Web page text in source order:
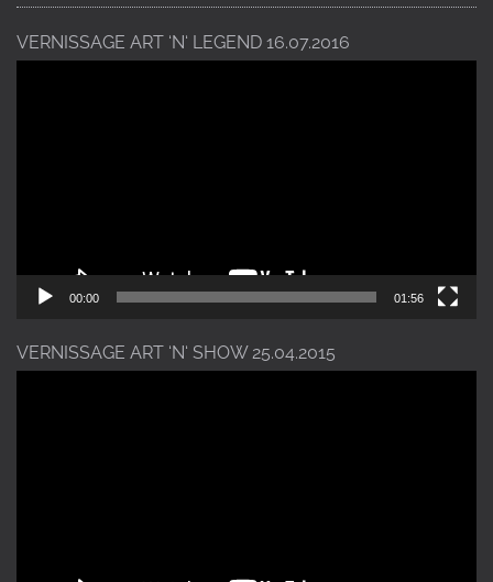
VERNISSAGE ART ‘N‘ LEGEND 16.07.2016
00:00 01:56
VERNISSAGE ART ‘N‘ SHOW 25.04.2015